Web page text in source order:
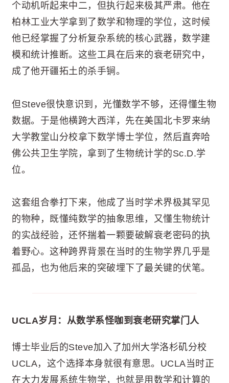
个动机听起来中二，但执行起来极其严肃。他在
柏林工业大学拿到了数学和物理的学位，这时候
他已经掌握了分析复杂系统的核心武器，数学建
模和统计推断。这些工具在后来的衰老研究中，
成了他开疆拓土的杀手锏。
但Steve很快意识到，光懂数学不够，还得懂生物
数据。于是他横跨大西洋，先在美国北卡罗来纳
大学教堂山分校拿下数学博士学位，然后直奔哈
佛公共卫生学院，拿到了生物统计学的Sc.D.学
位。
这套组合拳打下来，他成了当时学术界极其罕见
的物种，既懂纯数学的抽象思维，又懂生物统计
的实战经验，还怀揣着一颗要破解衰老密码的执
着野心。这种跨界背景在当时的生物学界几乎是
孤品，也为他后来的突破埋下了最关键的伏笔。
UCLA岁月：从数学系怪咖到衰老研究掌门人
博士毕业后的Steve加入了加州大学洛杉矶分校
UCLA，这个选择本身就很有意思。UCLA当时正
在大力发展系统生物学，也就是用数学和计算的